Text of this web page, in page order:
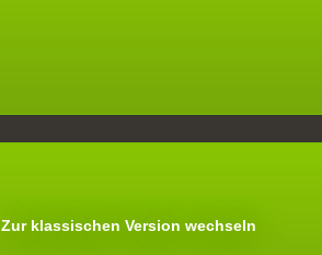
Zur klassischen Version wechseln